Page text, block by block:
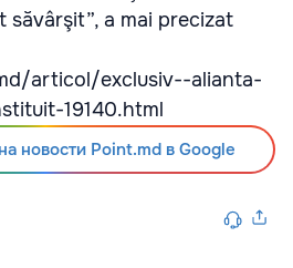
a mai precizat
articol/exclusiv--alianta-
19140.html
новости Point.md в Google